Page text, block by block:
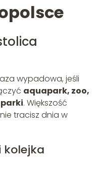
wypadowa, jeśli
aquapark, zoo,
. Większość
tracisz dnia w
kolejka